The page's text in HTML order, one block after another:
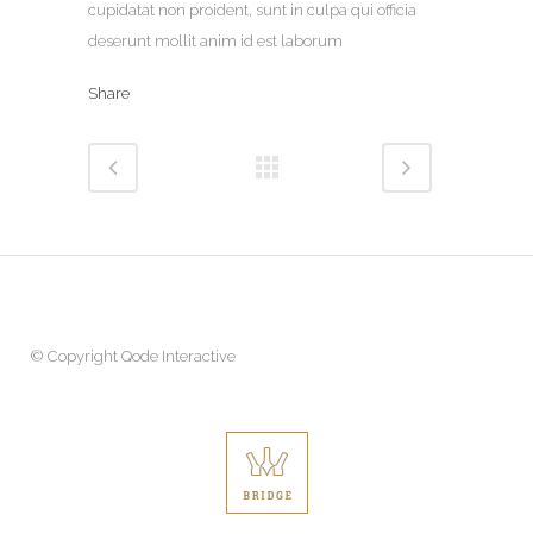
cupidatat non proident, sunt in culpa qui officia
deserunt mollit anim id est laborum
Share
© Copyright Qode Interactive